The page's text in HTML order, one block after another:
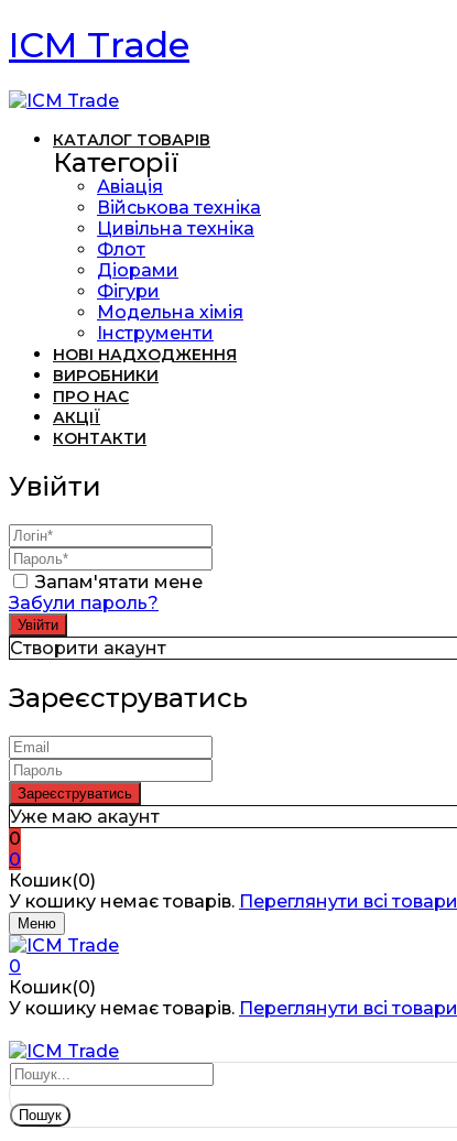
ICM Trade
КАТАЛОГ ТОВАРІВ
Категорії
Авіація
Військова техніка
Цивільна техніка
Флот
Діорами
Фігури
Модельна хімія
Інструменти
НОВІ НАДХОДЖЕННЯ
ВИРОБНИКИ
ПРО НАС
АКЦІЇ
КОНТАКТИ
Увійти
Запам'ятати мене
Забули пароль?
Створити акаунт
Зареєструватись
Уже маю акаунт
0
0
Кошик(0)
У кошику немає товарів. Переглянути всі товари
Меню
0
Кошик(0)
У кошику немає товарів. Переглянути всі товари
Пошук